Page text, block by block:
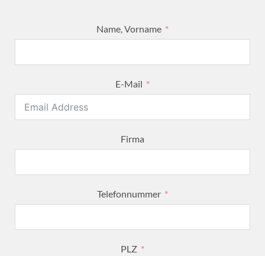
Name, Vorname
E-Mail
Firma
Telefonnummer
PLZ